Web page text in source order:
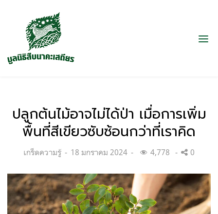
ปลูกต้นไม้อาจไม่ได้ป่า เมื่อการเพิ่ม
พื้นที่สีเขียวซับซ้อนกว่าที่เราคิด
Categories:
เกร็ดความรู้
Posted
18 มกราคม 2024 4,778 0